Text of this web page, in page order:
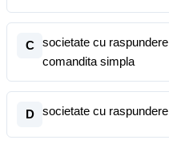
C
societate cu
comandita simpla
D societate cu